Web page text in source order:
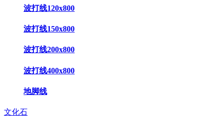
波打线120x800
波打线150x800
波打线200x800
波打线400x800
地脚线
文化石